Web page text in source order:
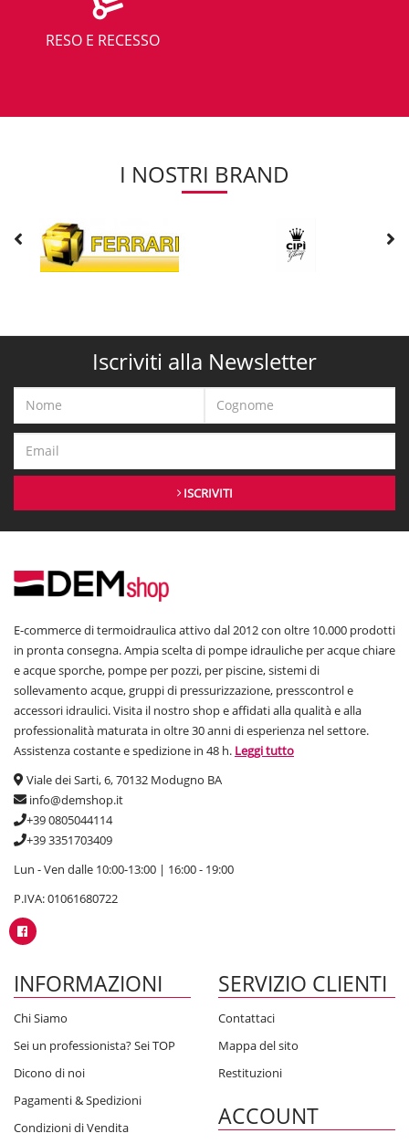
RESO E RECESSO
I NOSTRI BRAND
Iscriviti alla Newsletter
ISCRIVITI
E-commerce di termoidraulica attivo dal 2012 con oltre 10.000 prodotti
in pronta consegna. Ampia scelta di pompe idrauliche per acque chiare
e acque sporche, pompe per pozzi, per piscine, sistemi di
sollevamento acque, gruppi di pressurizzazione, presscontrol e
accessori idraulici. Visita il nostro shop e affidati alla qualità e alla
professionalità maturata in oltre 30 anni di esperienza nel settore.
Assistenza costante e spedizione in 48 h. Leggi tutto
Viale dei Sarti, 6, 70132 Modugno BA
info@demshop.it
+39 0805044114
+39 3351703409
Lun - Ven dalle 10:00-13:00 | 16:00 - 19:00
P.IVA: 01061680722
INFORMAZIONI
Chi Siamo
Sei un professionista? Sei TOP
Dicono di noi
Pagamenti & Spedizioni
Condizioni di Vendita
SERVIZIO CLIENTI
Contattaci
Mappa del sito
Restituzioni
ACCOUNT